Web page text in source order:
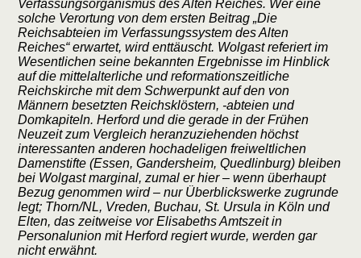
Verfassungsorganismus des Alten Reiches. Wer eine
solche Verortung von dem ersten Beitrag „Die
Reichsabteien im Verfassungssystem des Alten
Reiches“ erwartet, wird enttäuscht. Wolgast referiert im
Wesentlichen seine bekannten Ergebnisse im Hinblick
auf die mittelalterliche und reformationszeitliche
Reichskirche mit dem Schwerpunkt auf den von
Männern besetzten Reichsklöstern, -abteien und
Domkapiteln. Herford und die gerade in der Frühen
Neuzeit zum Vergleich heranzuziehenden höchst
interessanten anderen hochadeligen freiweltlichen
Damenstifte (Essen, Gandersheim, Quedlinburg) bleiben
bei Wolgast marginal, zumal er hier – wenn überhaupt
Bezug genommen wird – nur Überblickswerke zugrunde
legt; Thorn/NL, Vreden, Buchau, St. Ursula in Köln und
Elten, das zeitweise vor Elisabeths Amtszeit in
Personalunion mit Herford regiert wurde, werden gar
nicht erwähnt.